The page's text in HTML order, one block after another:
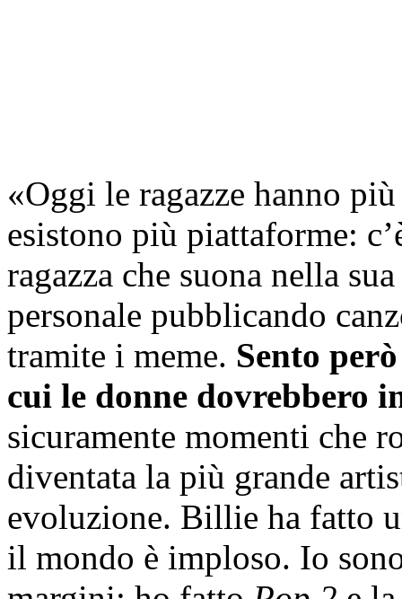
«Oggi le ragazze hanno
esistono più piattaforme:
ragazza che suona nella
personale pubblicando
tramite i meme. Sento
cui le donne dovrebbero
sicuramente momenti che
diventata la più grande
evoluzione. Billie ha fatto
il mondo è imploso. Io